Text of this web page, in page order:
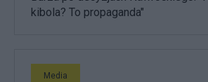
kibola? To propaganda"
Media